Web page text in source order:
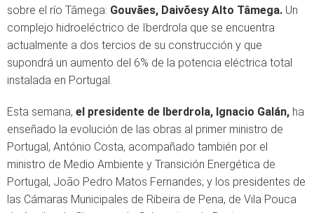
sobre el río Tâmega: Gouvães, Daivõesy Alto Tâmega. Un
complejo hidroeléctrico de Iberdrola que se encuentra
actualmente a dos tercios de su construcción y que
supondrá un aumento del 6% de la potencia eléctrica total
instalada en Portugal.
Esta semana, el presidente de Iberdrola, Ignacio Galán, ha
enseñado la evolución de las obras al primer ministro de
Portugal, António Costa, acompañado también por el
ministro de Medio Ambiente y Transición Energética de
Portugal, João Pedro Matos Fernandes; y los presidentes de
las Cámaras Municipales de Ribeira de Pena, de Vila Pouca